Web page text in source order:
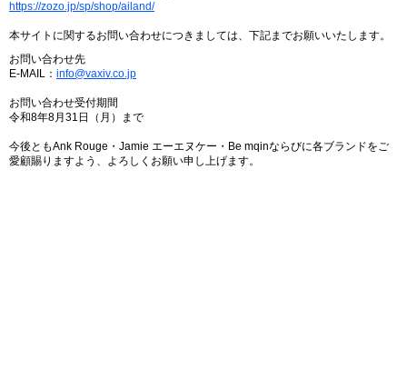
https://zozo.jp/sp/shop/ailand/
本サイトに関するお問い合わせにつきましては、下記までお願いいたします。
お問い合わせ先
E-MAIL： info@vaxiv.co.jp
お問い合わせ受付期間
令和8年8月31日（月）まで
今後ともAnk Rouge・Jamie エーエヌケー・Be mqinならびに各ブランドをご
愛顧賜りますよう、よろしくお願い申し上げます。